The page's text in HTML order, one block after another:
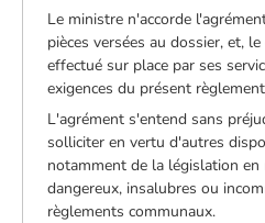
Le ministre n'accorde
pièces versées au dossier, et,
effectué sur place par ses
exigences du présent
L'agrément s'entend sans
solliciter en vertu d'autres
notamment de la législation
dangereux, insalubres ou
règlements communaux.